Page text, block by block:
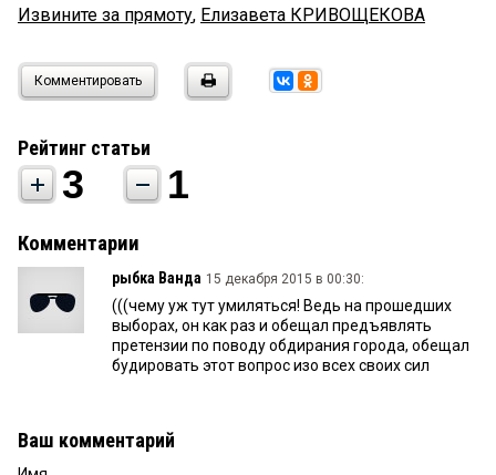
Извините за прямоту, Елизавета КРИВОЩЕКОВА
Комментировать
Рейтинг статьи
3 1
Комментарии
рыбка Ванда 15 декабря 2015 в 00:30:
(((чему уж тут умиляться! Ведь на прошедших
выборах, он как раз и обещал предъявлять
претензии по поводу обдирания города, обещал
будировать этот вопрос изо всех своих сил
Ваш комментарий